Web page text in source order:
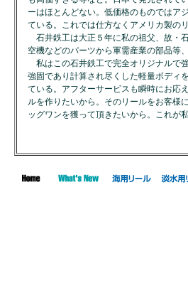
ーはほとんどない。低価格のものではア
ている。これでは仕方なくアメリカ製の
石井鉄工は大正５年に私の祖父、故・
空機などのパーツから軍需産業の部品等
私はこの石井鉄工で完全オリジナルで
強固であり計算され尽くした軽量ボディ
ている。アフターサービスも瞬時にお応
ルを作りたいから。そのリールをお客様
ッグワンを獲って頂きたいから。これが